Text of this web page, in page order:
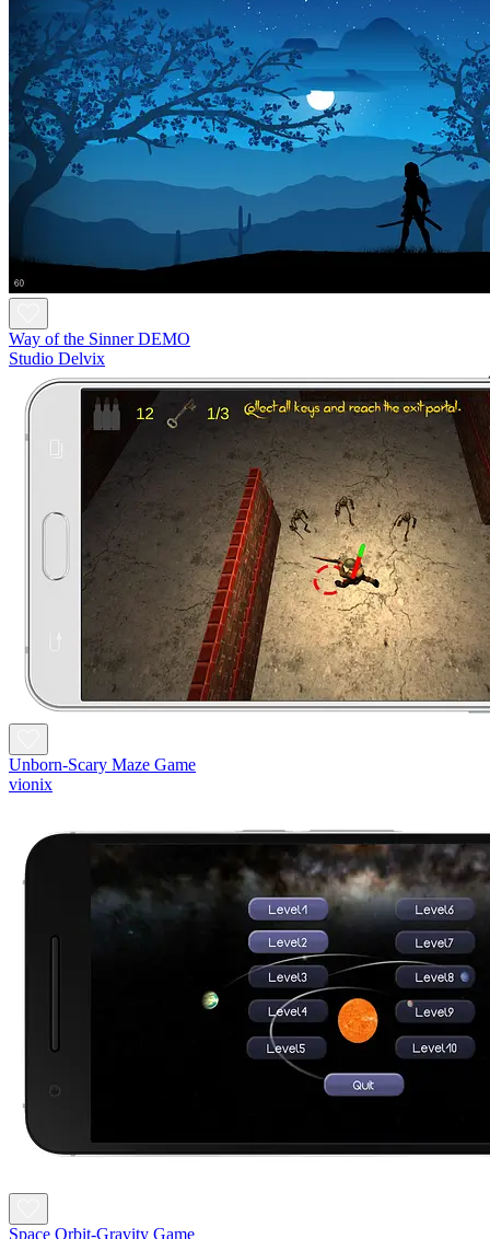
Way of the Sinner DEMO
Studio Delvix
Unborn-Scary Maze Game
vionix
Space Orbit-Gravity Game